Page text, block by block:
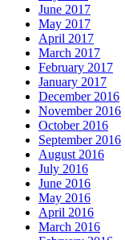
June 2017
May 2017
April 2017
March 2017
February 2017
January 2017
December 2016
November 2016
October 2016
September 2016
August 2016
July 2016
June 2016
May 2016
April 2016
March 2016